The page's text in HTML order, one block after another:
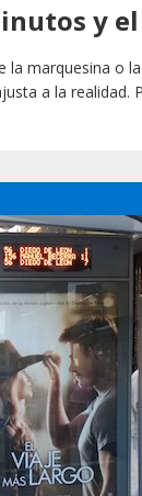
y
la marquesina o
a la realidad.